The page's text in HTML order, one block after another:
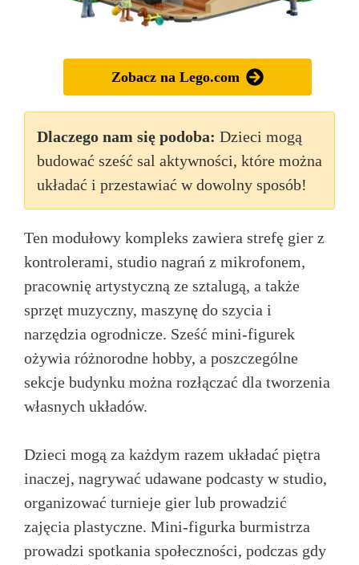
Zobacz na Lego.com
Dlaczego nam się podoba: Dzieci mogą
budować sześć sal aktywności, które można
układać i przestawiać w dowolny sposób!
Ten modułowy kompleks zawiera strefę gier z
kontrolerami, studio nagrań z mikrofonem,
pracownię artystyczną ze sztalugą, a także
sprzęt muzyczny, maszynę do szycia i
narzędzia ogrodnicze. Sześć mini-figurek
ożywia różnorodne hobby, a poszczególne
sekcje budynku można rozłączać dla tworzenia
własnych układów.
Dzieci mogą za każdym razem układać piętra
inaczej, nagrywać udawane podcasty w studio,
organizować turnieje gier lub prowadzić
zajęcia plastyczne. Mini-figurka burmistrza
prowadzi spotkania społeczności, podczas gdy